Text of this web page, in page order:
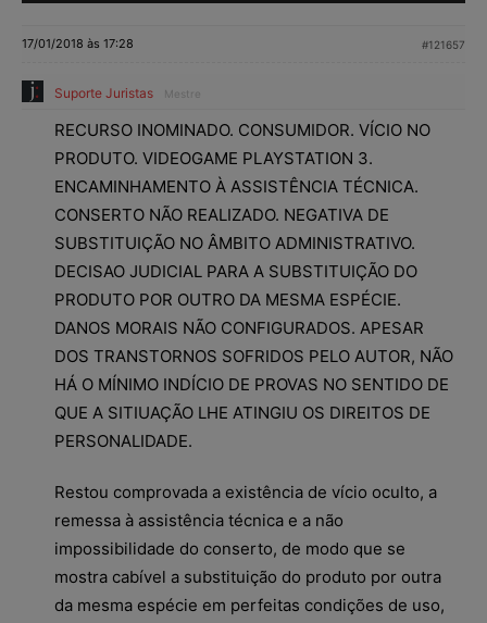
17/01/2018 às 17:28 #121657
Suporte Juristas Mestre
RECURSO INOMINADO. CONSUMIDOR. VÍCIO NO
PRODUTO. VIDEOGAME PLAYSTATION 3.
ENCAMINHAMENTO À ASSISTÊNCIA TÉCNICA.
CONSERTO NÃO REALIZADO. NEGATIVA DE
SUBSTITUIÇÃO NO ÂMBITO ADMINISTRATIVO.
DECISAO JUDICIAL PARA A SUBSTITUIÇÃO DO
PRODUTO POR OUTRO DA MESMA ESPÉCIE.
DANOS MORAIS NÃO CONFIGURADOS. APESAR
DOS TRANSTORNOS SOFRIDOS PELO AUTOR, NÃO
HÁ O MÍNIMO INDÍCIO DE PROVAS NO SENTIDO DE
QUE A SITIUAÇÃO LHE ATINGIU OS DIREITOS DE
PERSONALIDADE.
Restou comprovada a existência de vício oculto, a
remessa à assistência técnica e a não
impossibilidade do conserto, de modo que se
mostra cabível a substituição do produto por outra
da mesma espécie em perfeitas condições de uso,